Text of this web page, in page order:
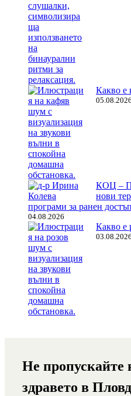
Какво е
05.08.2026
КОЦ –
нови
програми за ранен достъп
04.08.2026
Какво е
03.08.2026
Не пропускайте
здравето в